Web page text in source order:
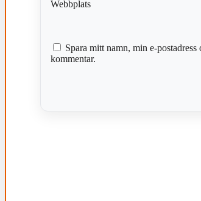
Webbplats
Spara mitt namn, min e-
kommentar.